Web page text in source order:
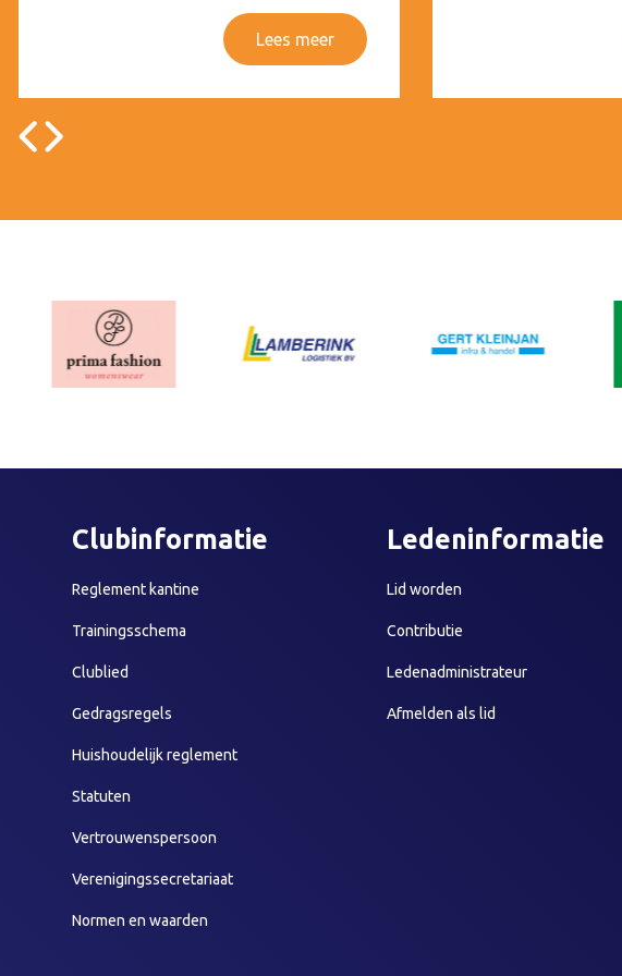
Lees meer
Clubinformatie
Reglement kantine
Trainingsschema
Clublied
Gedragsregels
Huishoudelijk reglement
Statuten
Vertrouwenspersoon
Verenigingssecretariaat
Normen en waarden
Ledeninformatie
Lid worden
Contributie
Ledenadministrateur
Afmelden als lid